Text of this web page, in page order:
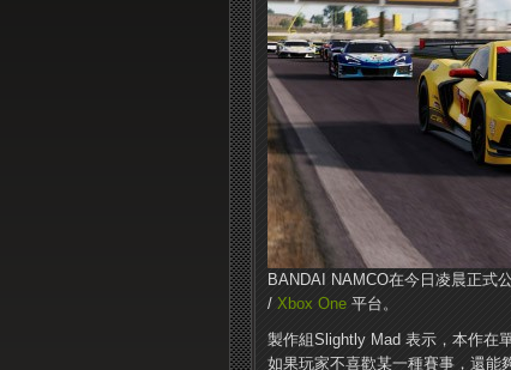
BANDAI NAMCO在今日凌晨正式
/ Xbox One 平台。
製作組Slightly Mad 表示，本作在
如果玩家不喜歡某一種賽事，還能